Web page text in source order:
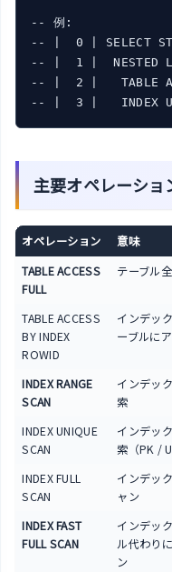
-- 例:
--
|  0 |
--
|  1 |
--
|  2 |
--
|  3 |
主要オペレーショ
オペレーション 意味
TABLE ACCESS
FULL
テーブル
TABLE ACCESS
BY INDEX
ROWID
インデッ
ーブルに
INDEX RANGE
SCAN
インデッ
索
INDEX UNIQUE
SCAN
インデッ
索（PK /
INDEX FULL
SCAN
インデッ
ャン
INDEX FAST
FULL SCAN
インデッ
ル代わり
ン